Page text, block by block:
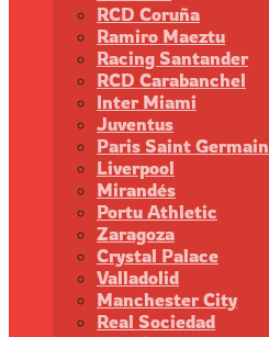
RCD Coruña
Ramiro Maeztu
Racing Santander
RCD Carabanchel
Inter Miami
Juventus
Paris Saint Germain
Liverpool
Mirandés
Portu Athletic
Zaragoza
Crystal Palace
Valladolid
Manchester City
Real Sociedad